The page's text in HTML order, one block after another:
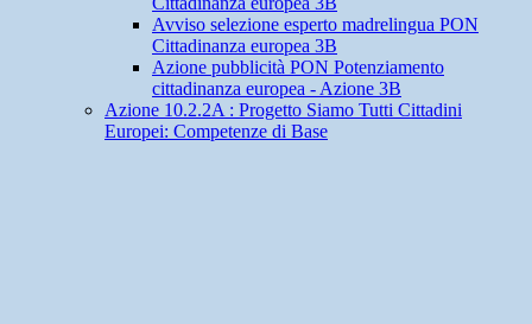
Avviso selezione esperto madrelingua PON
Cittadinanza europea 3B
Azione pubblicità PON Potenziamento
cittadinanza europea - Azione 3B
Azione 10.2.2A : Progetto Siamo Tutti Cittadini
Europei: Competenze di Base